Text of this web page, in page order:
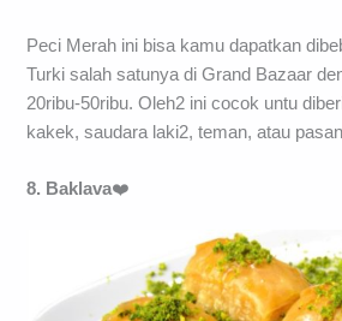
Peci Merah ini bisa kamu dapatkan
Turki salah satunya di Grand Bazaar
20ribu-50ribu. Oleh2 ini cocok untu
kakek, saudara laki2, teman, atau
8. Baklava❤️